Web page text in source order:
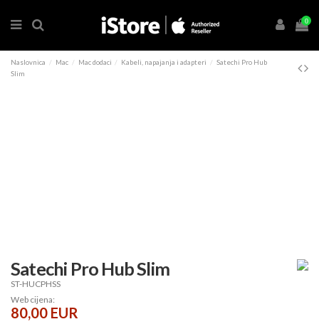
0
Naslovnica Mac Mac dodaci Kabeli, napajanja i adapteri
Satechi Pro Hub
Slim
Satechi Pro Hub Slim
ST-HUCPHSS
Web cijena:
80,00 EUR